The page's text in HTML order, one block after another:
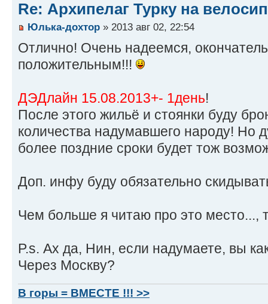
Re: Архипелаг Турку на
Юлька-дохтор » 2013 авг 02, 22:54
Отлично! Очень надеемся,
положительным!!!
ДЭДлайн 15.08.2013+- 1день!
После этого жильё и стоянки буду
количества надумавшего народу! Но
более поздние сроки будет тож
Доп. инфу буду обязательно
Чем больше я читаю про это место...,
P.s. Ах да, Нин, если надумаете, вы
Через Москву?
В горы = ВМЕСТЕ !!! >>